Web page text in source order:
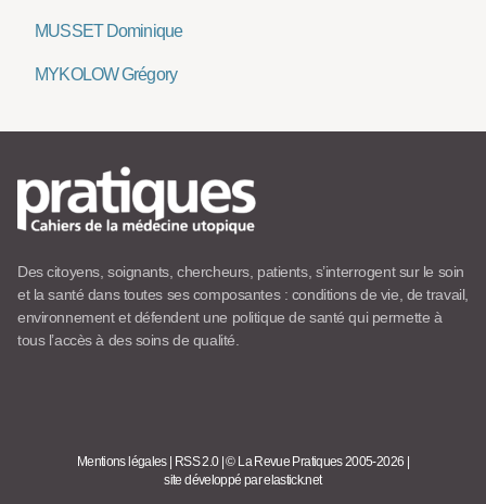
MUSSET Dominique
MYKOLOW Grégory
Des citoyens, soignants, chercheurs, patients, s’interrogent sur le soin
et la santé dans toutes ses composantes : conditions de vie, de travail,
environnement et défendent une politique de santé qui permette à
tous l’accès à des soins de qualité.
Mentions légales RSS 2.0 |© La Revue Pratiques 2005-2026
site développé par elastick.net